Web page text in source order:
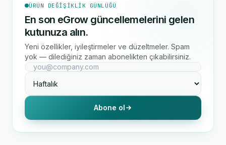
ÜRÜN DEĞIŞIKLIK GÜNLÜĞÜ
En son eGrow güncellemelerini gelen
kutunuza alın.
Yeni özellikler, iyileştirmeler ve düzeltmeler. Spam
yok — dilediğiniz zaman abonelikten çıkabilirsiniz.
Abone ol